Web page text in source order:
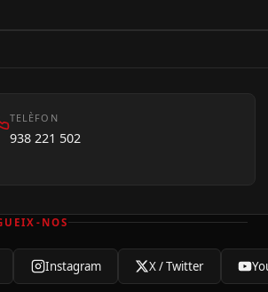
TELÈFON
938 221 502
NOS
Instagram X / Twitter